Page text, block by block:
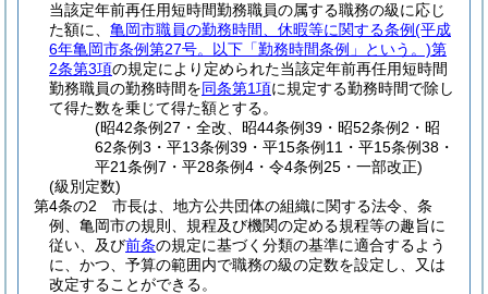
当該定年前再任用短時間勤務職員の属する職務の級に応じ
た額に、 亀岡市職員の勤務時間、休暇等に関する条例(平成
6年亀岡市条例第27号。以下「勤務時間条例」という。)第
2条第3項の規定により定められた当該定年前再任用短時間
勤務職員の勤務時間を同条第1項に規定する勤務時間で除し
て得た数を乗じて得た額とする。
(昭42条例27・全改、昭44条例39・昭52条例2・昭
62条例3・平13条例39・平15条例11・平15条例38・
平21条例7・平28条例4・令4条例25・一部改正)
(級別定数)
第4条の2
市長は、地方公共団体の組織に関する法令、条
例、亀岡市の規則、規程及び機関の定める規程等の趣旨に
従い、及び前条の規定に基づく分類の基準に適合するよう
に、かつ、予算の範囲内で職務の級の定数を設定し、又は
改定することができる。